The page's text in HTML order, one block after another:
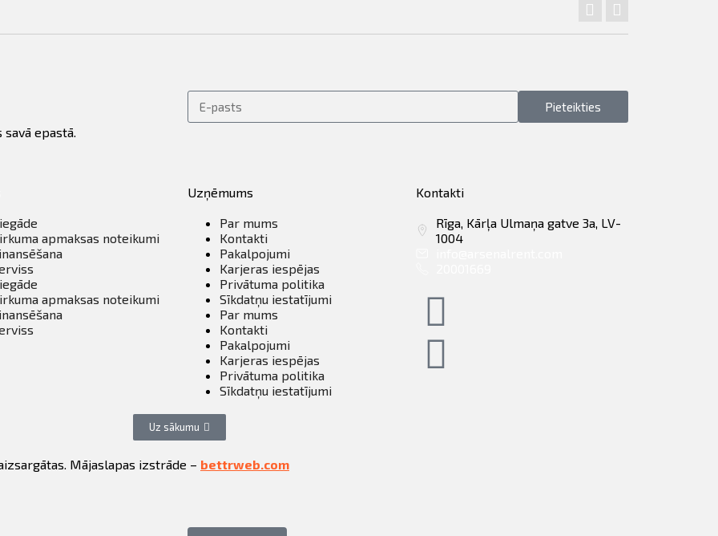
epastā.
Pieteikties
apmaksas noteikumi
apmaksas noteikumi
Uzņēmums
Par mums
Kontakti
Pakalpojumi
Karjeras iespējas
Privātuma politika
Sīkdatņu iestatījumi
Par mums
Kontakti
Pakalpojumi
Karjeras iespējas
Privātuma politika
Sīkdatņu iestatījumi
Kontakti
Rīga, Kārļa Ulmaņa gatve 3a, LV-
1004
Uz sākumu
Mājaslapas izstrāde – bettrweb.com